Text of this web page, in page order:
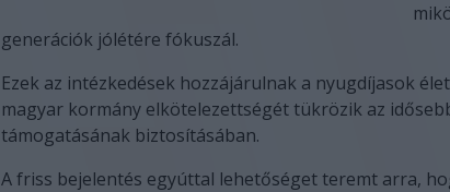
generációk jólétére fókuszál.
Ezek az intézkedések hozzájárulnak a nyugdíjasok
magyar kormány elkötelezettségét tükrözik az
támogatásának biztosításában.
A friss bejelentés egyúttal lehetőséget teremt arra,